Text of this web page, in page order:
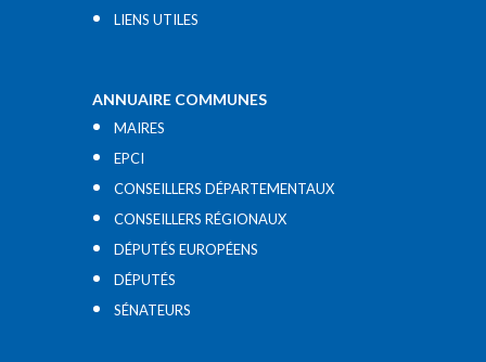
LIENS UTILES​
ANNUAIRE COMMUNES
MAIRES
EPCI
CONSEILLERS DÉPARTEMENTAUX
CONSEILLERS RÉGIONAUX
DÉPUTÉS EUROPÉENS
DÉPUTÉS
SÉNATEURS